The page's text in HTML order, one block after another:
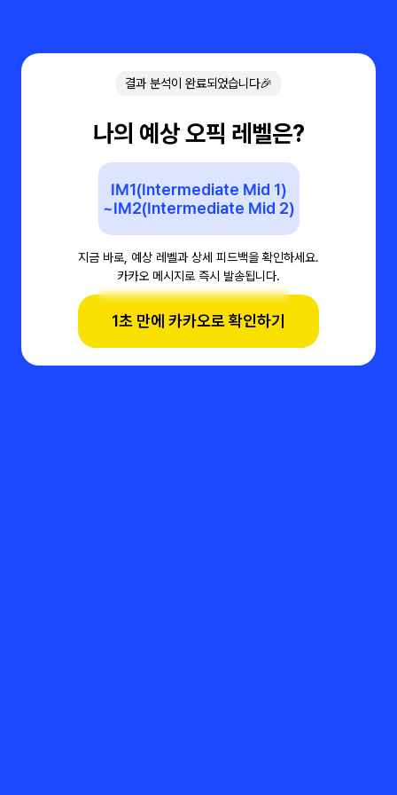
결과 분석이 완료되었습니다🎉
나의 예상 오픽 레벨은?
IM1(Intermediate Mid 1)
~IM2(Intermediate Mid 2)
지금 바로, 예상 레벨과 상세 피드백을 확인하세요.
카카오 메시지로 즉시 발송됩니다.
1초 만에 카카오로 확인하기